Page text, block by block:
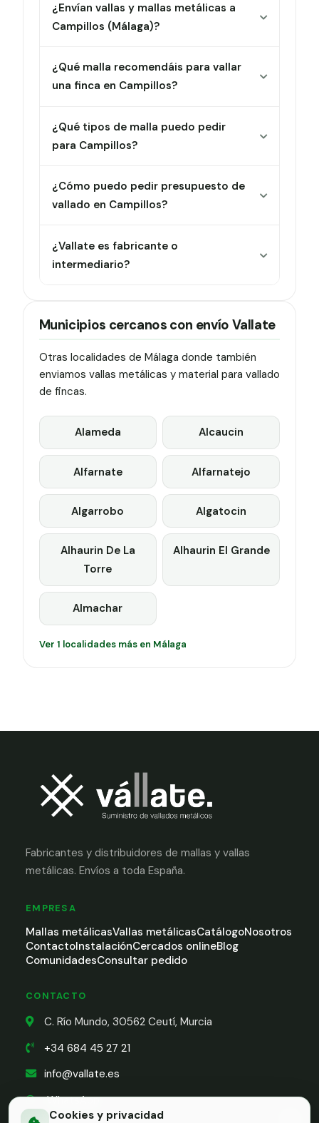
Cookies y privacidad
¿Envían vallas y mallas metálicas a
Campillos (Málaga)?
¿Qué malla recomendáis para vallar
una finca en Campillos?
¿Qué tipos de malla puedo pedir
para Campillos?
¿Cómo puedo pedir presupuesto de
vallado en Campillos?
¿Vallate es fabricante o
intermediario?
Municipios cercanos con envío Vallate
Otras localidades de Málaga donde también
enviamos vallas metálicas y material para vallado
de fincas.
Alameda Alcaucin
Alfarnate Alfarnatejo
Algarrobo Algatocin
Alhaurin De La
Torre
Alhaurin El Grande
Almachar
Ver 1 localidades más en Málaga
Fabricantes y distribuidores de mallas y vallas
metálicas. Envíos a toda España.
EMPRESA
Mallas metálicasVallas metálicasCatálogoNosotros
ContactoInstalaciónCercados onlineBlog
ComunidadesConsultar pedido
CONTACTO
C. Río Mundo, 30562 Ceutí, Murcia
+34 684 45 27 21
info@vallate.es
WhatsApp